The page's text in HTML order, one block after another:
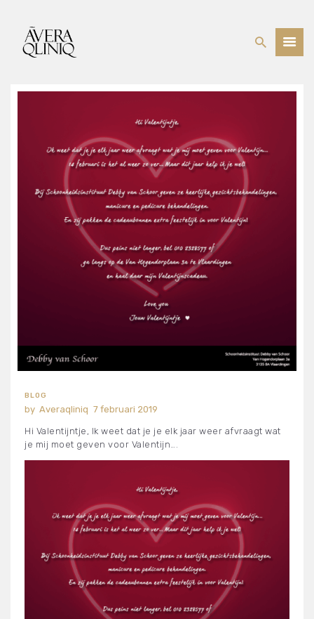
BEHANDELINGEN
WEBSHOP
OVER ONS
BLOG
Averaqliniq 7 februari 2019
Hi Valentijntje, Ik weet dat je je elk jaar weer afvraagt wat
je mij moet geven voor Valentijn….